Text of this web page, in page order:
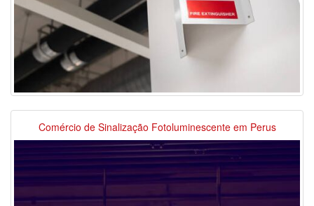
Comércio de Sinalização Fotoluminescente em Perus